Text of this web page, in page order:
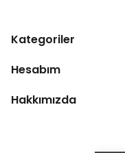
Kategoriler
Hesabım
Hakkımızda